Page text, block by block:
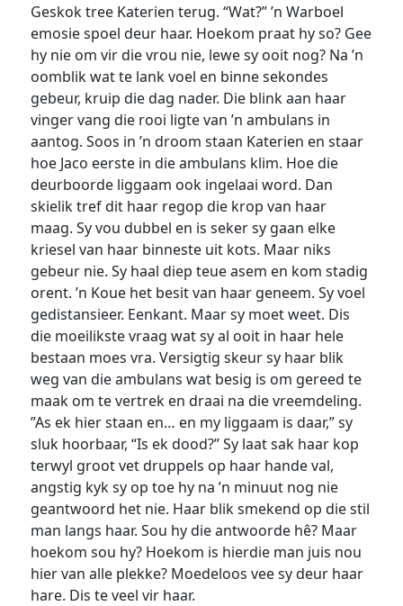
Geskok tree Katerien terug. “Wat?” ’n Warboel
emosie spoel deur haar. Hoekom praat hy so? Gee
hy nie om vir die vrou nie, lewe sy ooit nog? Na ’n
oomblik wat te lank voel en binne sekondes
gebeur, kruip die dag nader. Die blink aan haar
vinger vang die rooi ligte van ’n ambulans in
aantog. Soos in ’n droom staan Katerien en staar
hoe Jaco eerste in die ambulans klim. Hoe die
deurboorde liggaam ook ingelaai word. Dan
skielik tref dit haar regop die krop van haar
maag. Sy vou dubbel en is seker sy gaan elke
kriesel van haar binneste uit kots. Maar niks
gebeur nie. Sy haal diep teue asem en kom stadig
orent. ’n Koue het besit van haar geneem. Sy voel
gedistansieer. Eenkant. Maar sy moet weet. Dis
die moeilikste vraag wat sy al ooit in haar hele
bestaan moes vra. Versigtig skeur sy haar blik
weg van die ambulans wat besig is om gereed te
maak om te vertrek en draai na die vreemdeling.
”As ek hier staan en… en my liggaam is daar,” sy
sluk hoorbaar, “Is ek dood?” Sy laat sak haar kop
terwyl groot vet druppels op haar hande val,
angstig kyk sy op toe hy na ’n minuut nog nie
geantwoord het nie. Haar blik smekend op die stil
man langs haar. Sou hy die antwoorde hê? Maar
hoekom sou hy? Hoekom is hierdie man juis nou
hier van alle plekke? Moedeloos vee sy deur haar
hare. Dis te veel vir haar.